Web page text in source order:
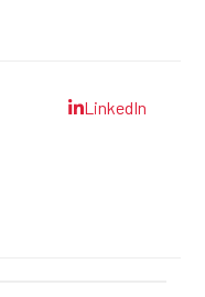
LinkedIn